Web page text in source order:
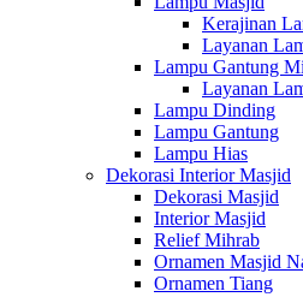
Kerajinan
Layanan
Lampu Gantung
Layanan
Lampu Dinding
Lampu Gantung
Lampu Hias
Dekorasi Interior Masjid
Dekorasi Masjid
Interior Masjid
Relief Mihrab
Ornamen Masjid
Ornamen Tiang